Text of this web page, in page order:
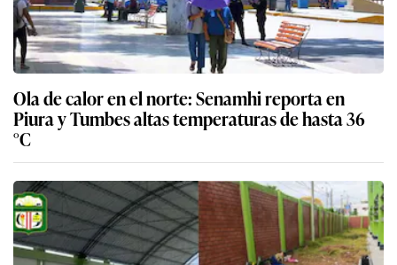
Ola de calor en el norte: Senamhi reporta en
Piura y Tumbes altas temperaturas de hasta 36
°C